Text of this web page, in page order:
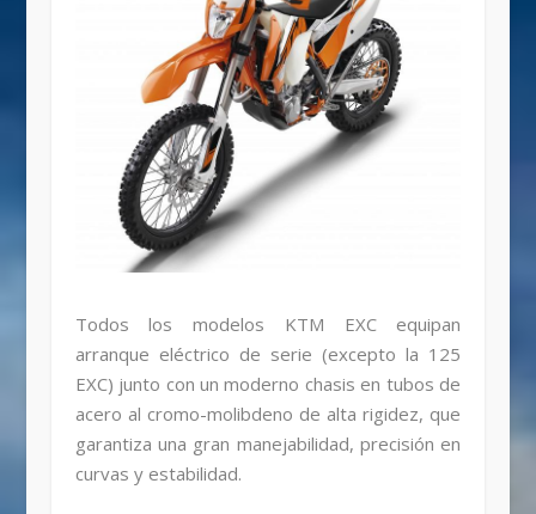
Todos los modelos KTM EXC equipan
arranque eléctrico de serie (excepto la 125
EXC) junto con un moderno chasis en tubos de
acero al cromo-molibdeno de alta rigidez, que
garantiza una gran manejabilidad, precisión en
curvas y estabilidad.